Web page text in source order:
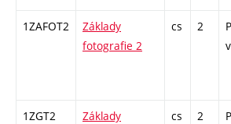
1ZAFOT2
Základy
fotografie 2
cs 2
1ZGT2
Základy
cs 2